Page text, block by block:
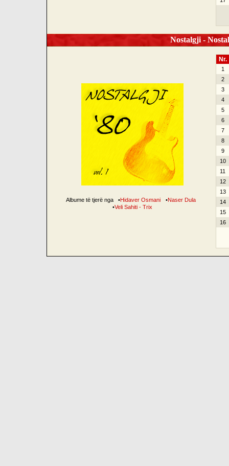
Nostalgji -
Albume të tjerë nga •Hidaver Osmani •Naser Dula
•Veli Sahiti - Trix
Nr.
1
2
3
4
5
6
7
8
9
10
11
12
13
14
15
16